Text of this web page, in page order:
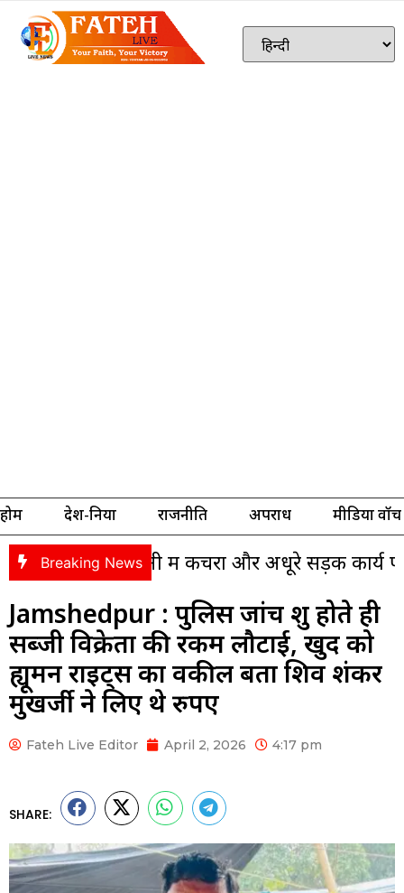
होम देश-दुनिया राजनीति अपराध मीडिया वॉच
Breaking News
कॉलोनी में कचरा और अधूरे सड़क कार्य पर भड़के
Jamshedpur : पुलिस जांच शुरू होते ही
सब्जी विक्रेता की रकम लौटाई, खुद को
ह्यूमन राइट्स का वकील बता शिव शंकर
मुखर्जी ने लिए थे रुपए
Fateh Live Editor April 2, 2026 4:17 pm
SHARE: